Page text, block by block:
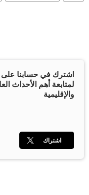
اشترك في حسابنا على
لمتابعة أهم الأحداث
والإقليمية
اشتراك